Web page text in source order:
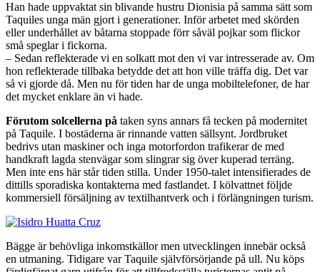
Han hade uppvaktat sin blivande hustru Dionisia på samma sätt som
Taquiles unga män gjort i generationer. Inför arbetet med skörden
eller underhållet av båtarna stoppade förr såväl pojkar som flickor
små speglar i fickorna.
– Sedan reflekterade vi en solkatt mot den vi var intresserade av. Om
hon reflekterade tillbaka betydde det att hon ville träffa dig. Det var
så vi gjorde då. Men nu för tiden har de unga mobiltelefoner, de har
det mycket enklare än vi hade.
Förutom solcellerna på taken syns annars få tecken på modernitet
på Taquile. I bostäderna är rinnande vatten sällsynt. Jordbruket
bedrivs utan maskiner och inga motorfordon trafikerar de med
handkraft lagda stenvägar som slingrar sig över kuperad terräng.
Men inte ens här står tiden stilla. Under 1950-talet intensifierades de
dittills sporadiska kontakterna med fastlandet. I kölvattnet följde
kommersiell försäljning av textilhantverk och i förlängningen turism.
Bägge är behövliga inkomstkällor men utvecklingen innebär också
en utmaning. Tidigare var Taquile självförsörjande på ull. Nu köps